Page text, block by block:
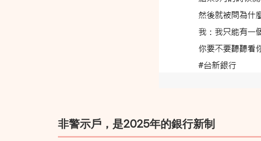
非警示戶，是2025年的銀行新制